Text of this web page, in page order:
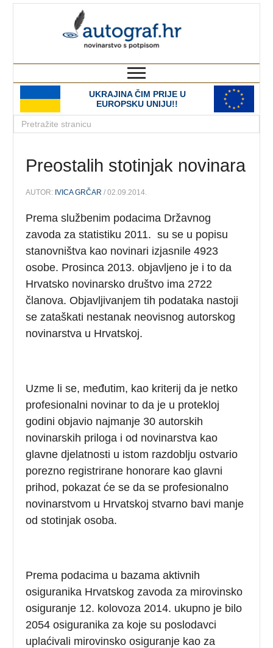
UKRAJINA ČIM PRIJE U
EUROPSKU UNIJU!!
Preostalih stotinjak novinara
AUTOR: IVICA GRČAR / 02.09.2014.
Prema službenim podacima Državnog
zavoda za statistiku 2011. su se u popisu
stanovništva kao novinari izjasnile 4923
osobe. Prosinca 2013. objavljeno je i to da
Hrvatsko novinarsko društvo ima 2722
članova. Objavljivanjem tih podataka nastoji
se zataškati nestanak neovisnog autorskog
novinarstva u Hrvatskoj.
Uzme li se, međutim, kao kriterij da je netko
profesionalni novinar to da je u protekloj
godini objavio najmanje 30 autorskih
novinarskih priloga i od novinarstva kao
glavne djelatnosti u istom razdoblju ostvario
porezno registrirane honorare kao glavni
prihod, pokazat će se da se profesionalno
novinarstvom u Hrvatskoj stvarno bavi manje
od stotinjak osoba.
Prema podacima u bazama aktivnih
osiguranika Hrvatskog zavoda za mirovinsko
osiguranje 12. kolovoza 2014. ukupno je bilo
2054 osiguranika za koje su poslodavci
uplaćivali mirovinsko osiguranje kao za